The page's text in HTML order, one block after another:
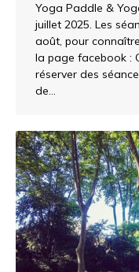
Yoga Paddle &
juillet 2025. Les
août, pour
la page facebook :
réserver des
de…